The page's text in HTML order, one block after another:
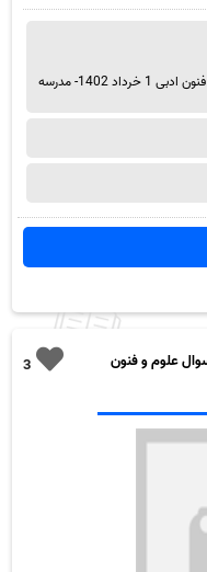
نام کتاب: نمونه سوال امتحانی نیمسال دوم علوم و فنون ادبی 1 خرداد 1402- مدرسه
3
علوم و فنون